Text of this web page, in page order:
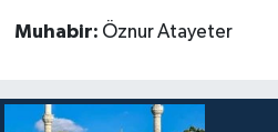
Muhabir: Öznur Atayeter